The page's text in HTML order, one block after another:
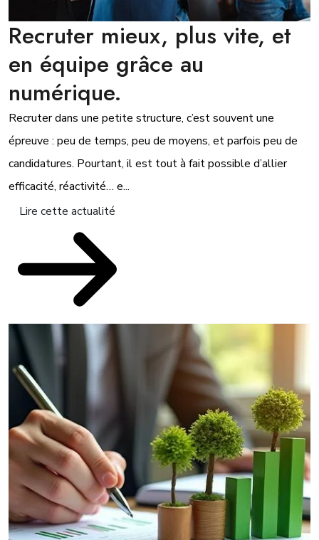
Recruter mieux, plus vite, et
en équipe grâce au
numérique.
Recruter dans une petite structure, c’est souvent une
épreuve : peu de temps, peu de moyens, et parfois peu de
candidatures. Pourtant, il est tout à fait possible d’allier
efficacité, réactivité… e...
Lire cette actualité